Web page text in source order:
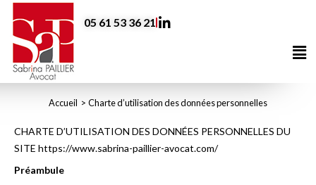
contenu
05 61 53 36 21
Accueil Charte d’utilisation des données personnelles
CHARTE D’UTILISATION DES DONNÉES PERSONNELLES DU
SITE https://www.sabrina-paillier-avocat.com/
Préambule